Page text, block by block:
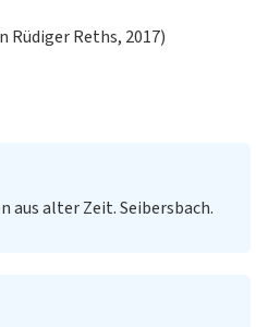
Rüdiger Reths, 2017)
aus alter Zeit. Seibersbach.